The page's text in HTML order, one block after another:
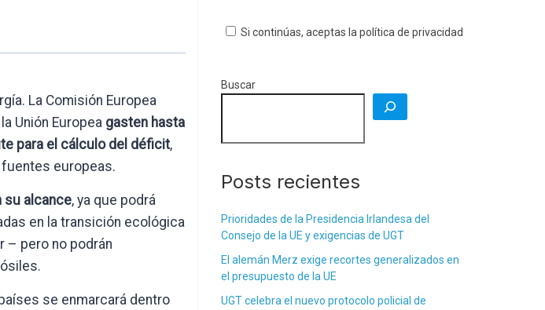
La Comisión Europea
Unión Europea gasten hasta
para el cálculo del déficit,
fuentes europeas.
su alcance, ya que podrá
en la transición ecológica
– pero no podrán
se enmarcará dentro
Si continúas, aceptas la política de privacidad
Buscar
Posts recientes
Prioridades de la Presidencia Irlandesa del
Consejo de la UE y exigencias de UGT
El alemán Merz exige recortes generalizados en
el presupuesto de la UE
UGT celebra el nuevo protocolo policial de